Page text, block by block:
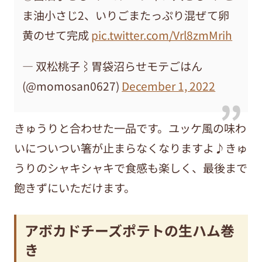
ま油小さじ2、いりごまたっぷり混ぜて卵
黄のせて完成pic.twitter.com/Vrl8zmMrih
— 双松桃子⌇胃袋沼らせモテごはん
(@momosan0627) December 1, 2022
きゅうりと合わせた一品です。ユッケ風の味わ
いについつい箸が止まらなくなりますよ♪きゅ
うりのシャキシャキで食感も楽しく、最後まで
飽きずにいただけます。
アボカドチーズポテトの生ハム巻
き